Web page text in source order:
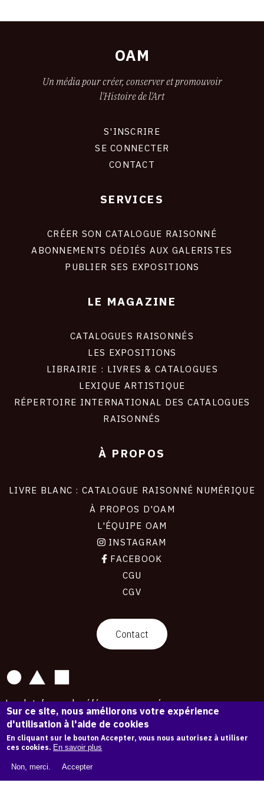
OAM
Un média pour créer, conserver et promouvoir
l'Histoire de l'Art
S'INSCRIRE
SE CONNECTER
CONTACT
SERVICES
CRÉER SON CATALOGUE RAISONNÉ
ABONNEMENTS DÉDIÉS AUX GALERISTES
PUBLIER SES EXPOSITIONS
LE MAGAZINE
CATALOGUES RAISONNÉS
LES EXPOSITIONS
LIBRAIRIE : LIVRES & CATALOGUES
LEXIQUE ARTISTIQUE
RÉPERTOIRE INTERNATIONAL DES CATALOGUES
RAISONNÉS
À PROPOS
LIVRE BLANC : CATALOGUE RAISONNÉ NUMÉRIQUE
À PROPOS D'OAM
L'ÉQUIPE OAM
INSTAGRAM
FACEBOOK
CGU
CGV
Contact
La plateforme de référence pour créer,
conserver et promouvoir l'Histoire de l'Art.
Des catalogues raisonnés aux archives
d'expositions.
43 254 œuvres d'art — 7 587 expositions
Copyright © OAM 2026. Tous droits réservés.
Sur ce site, nous améliorons votre expérience
d'utilisation à l'aide de cookies
En cliquant sur le bouton Accepter, vous nous autorisez à utiliser
ces cookies. En savoir plus
Non, merci. Accepter